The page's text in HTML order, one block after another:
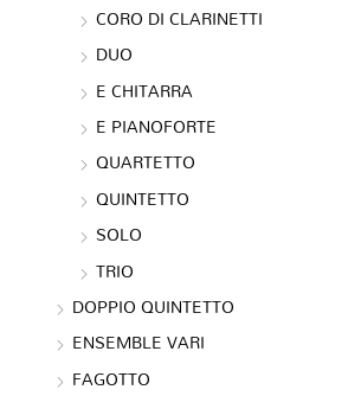
CORO DI CLARINETTI
DUO
E CHITARRA
E PIANOFORTE
QUARTETTO
QUINTETTO
SOLO
TRIO
DOPPIO QUINTETTO
ENSEMBLE VARI
FAGOTTO